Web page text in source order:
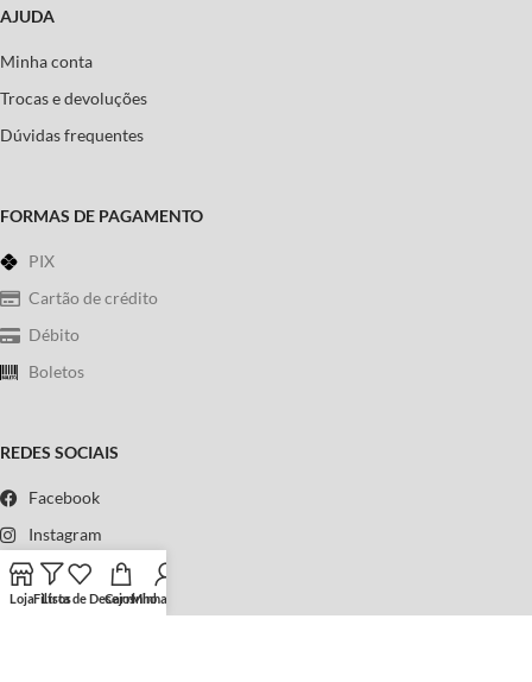
AJUDA
Minha conta
Trocas e devoluções
Dúvidas frequentes
FORMAS DE PAGAMENTO
PIX
Cartão de crédito
Débito
Boletos
REDES SOCIAIS
Facebook
Instagram
WhatsApp
Telefone
LojaFiltros
Lista de Desejos
CarrinhoMinha conta